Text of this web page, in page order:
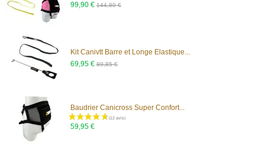
99,90 € 144,80 €
Kit Canivtt Barre et Longe Elastique...
69,95 € 89,85 €
Baudrier Canicross Super Confort...
59,95 €